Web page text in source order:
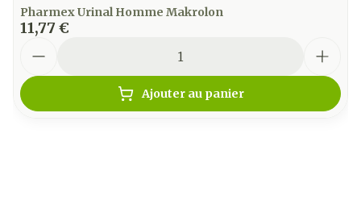
Pharmex Urinal Homme Makrolon
11,77 €
Ajouter au panier